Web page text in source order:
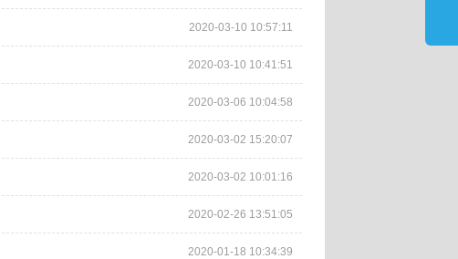
2020-03-10 10:57:11
2020-03-10 10:41:51
2020-03-06 10:04:58
2020-03-02 15:20:07
2020-03-02 10:01:16
2020-02-26 13:51:05
2020-01-18 10:34:39